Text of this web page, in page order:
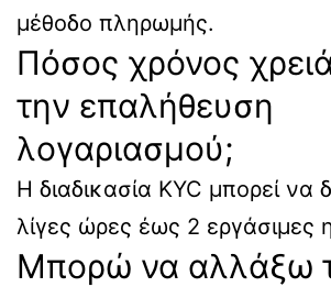
μέθοδο πληρωμής.
Πόσος χρόνος
την επαλήθευση
λογαριασμού;
Η διαδικασία KYC μπορεί να
λίγες ώρες έως 2 εργάσιμες
Μπορώ να αλλάξω